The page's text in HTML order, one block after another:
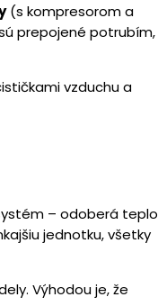
(s kompresorom a
prepojené potrubím,
vzduchu a
– odoberá teplo
jednotku, všetky
Výhodou je, že